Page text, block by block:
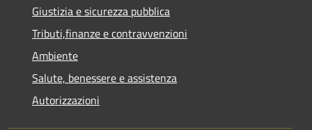
Giustizia e sicurezza pubblica
Tributi,finanze e contravvenzioni
Ambiente
Salute, benessere e assistenza
Autorizzazioni